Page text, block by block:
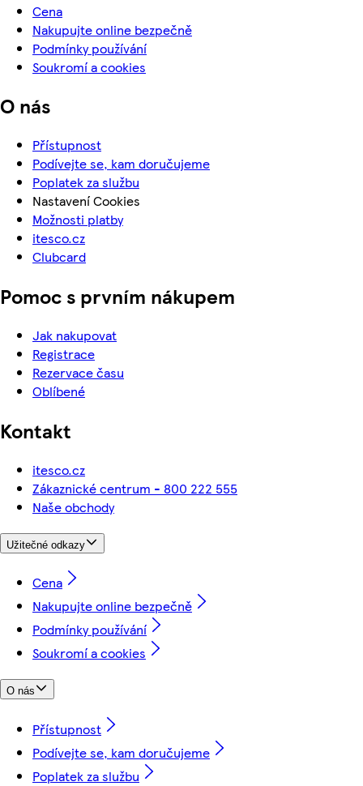
Cena
Nakupujte online bezpečně
Podmínky používání
Soukromí a cookies
O nás
Přístupnost
Podívejte se, kam doručujeme
Poplatek za službu
Nastavení Cookies
Možnosti platby
itesco.cz
Clubcard
Pomoc s prvním nákupem
Jak nakupovat
Registrace
Rezervace času
Oblíbené
Kontakt
itesco.cz
Zákaznické centrum - 800 222 555
Naše obchody
Užitečné odkazy
Cena
Nakupujte online bezpečně
Podmínky používání
Soukromí a cookies
O nás
Přístupnost
Podívejte se, kam doručujeme
Poplatek za službu